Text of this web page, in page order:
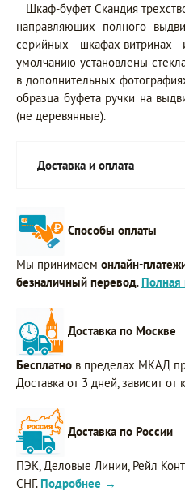
Шкаф-буфет Скандия
направляющих полного
серийных шкафах-
умолчанию установлены
в дополнительных
образца буфета ручки на
(не деревянные).
Доставка и оплата
Способы оплаты
Мы принимаем онлайн-
безналичный перевод.
Доставка по Москве
Бесплатно в пределах МКАД
Доставка от 3 дней, зависит от
Доставка по России
ПЭК, Деловые Линии, Рейл
СНГ. Подробнее →